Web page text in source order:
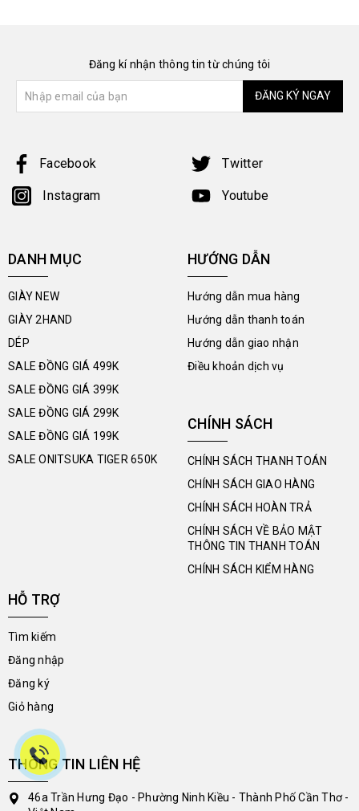
Đăng kí nhận thông tin từ chúng tôi
ĐĂNG KÝ NGAY
Facebook Twitter
Instagram Youtube
DANH MỤC
GIÀY NEW
GIÀY 2HAND
DÉP
SALE ĐỒNG GIÁ 499K
SALE ĐỒNG GIÁ 399K
SALE ĐỒNG GIÁ 299K
SALE ĐỒNG GIÁ 199K
SALE ONITSUKA TIGER 650K
HƯỚNG DẪN
Hướng dẫn mua hàng
Hướng dẫn thanh toán
Hướng dẫn giao nhận
Điều khoản dịch vụ
CHÍNH SÁCH
CHÍNH SÁCH THANH TOÁN
CHÍNH SÁCH GIAO HÀNG
CHÍNH SÁCH HOÀN TRẢ
CHÍNH SÁCH VỀ BẢO MẬT
THÔNG TIN THANH TOÁN
CHÍNH SÁCH KIỂM HÀNG
HỖ TRỢ
Tìm kiếm
Đăng nhập
Đăng ký
Giỏ hàng
THÔNG TIN LIÊN HỆ
46a Trần Hưng Đạo - Phường Ninh Kiều - Thành Phố Cần Thơ -